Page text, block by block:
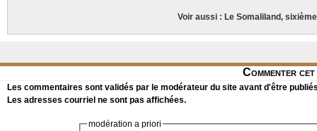
Voir aussi : Le Somaliland,
Commenter
Les commentaires sont validés par le modérateur du site avant d'être
Les adresses courriel ne sont pas affichées.
modération a priori